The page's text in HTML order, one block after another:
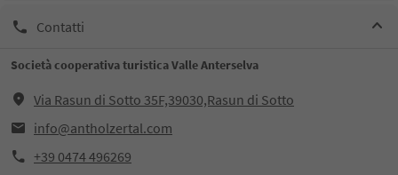
Contatti
Società cooperativa turistica Valle Anterselva
Via Rasun di Sotto 35F,39030,Rasun di Sotto
info@antholzertal.com
+39 0474 496269